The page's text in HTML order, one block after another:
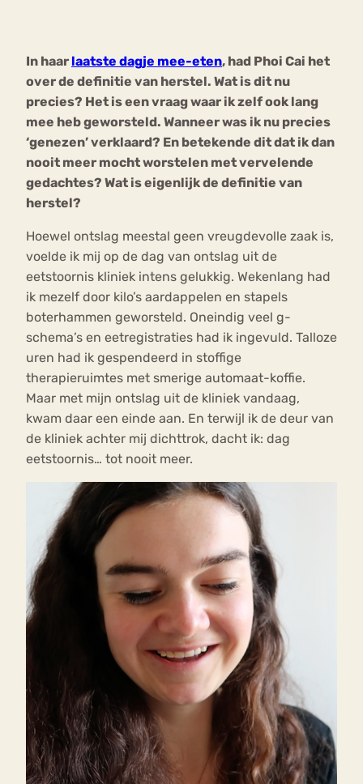
In haar laatste dagje mee-eten, had Phoi Cai het
over de definitie van herstel. Wat is dit nu
precies? Het is een vraag waar ik zelf ook lang
mee heb geworsteld. Wanneer was ik nu precies
‘genezen’ verklaard? En betekende dit dat ik dan
nooit meer mocht worstelen met vervelende
gedachtes? Wat is eigenlijk de definitie van
herstel?
Hoewel ontslag meestal geen vreugdevolle zaak is,
voelde ik mij op de dag van ontslag uit de
eetstoornis kliniek intens gelukkig. Wekenlang had
ik mezelf door kilo’s aardappelen en stapels
boterhammen geworsteld. Oneindig veel g-
schema’s en eetregistraties had ik ingevuld. Talloze
uren had ik gespendeerd in stoffige
therapieruimtes met smerige automaat-koffie.
Maar met mijn ontslag uit de kliniek vandaag,
kwam daar een einde aan. En terwijl ik de deur van
de kliniek achter mij dichttrok, dacht ik: dag
eetstoornis… tot nooit meer.
Chat
Forum
mia
Nerv
osa
Eetstoornis Anorexia Nervosa
Eetbuien Piekeren Sport
Trauma
Orthorexia
Afvallen Angst